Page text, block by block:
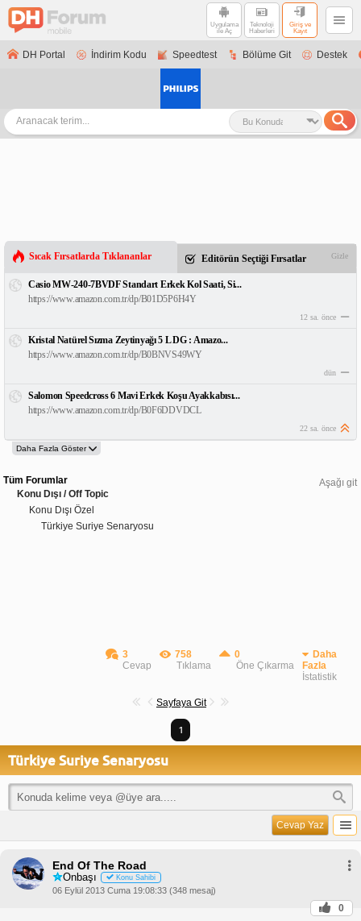
Uygulama
ile Aç
Teknoloji
Haberleri
Giriş ve
Kayıt
DH Portal İndirim Kodu Speedtest Bölüme Git Destek
Sıcak Fırsatlarda Tıklananlar Editörün Seçtiği Fırsatlar Gizle
Casio MW-240-7BVDF Standart Erkek Kol Saati, Si...
https://www.amazon.com.tr/dp/B01D5P6H4Y
12 sa. önce
Kristal Natürel Sızma Zeytinyağı 5 L DG : Amazo...
https://www.amazon.com.tr/dp/B0BNVS49WY
dün
Salomon Speedcross 6 Mavi Erkek Koşu Ayakkabısı...
https://www.amazon.com.tr/dp/B0F6DDVDCL
22 sa. önce
Aşağı git
Tüm Forumlar
Konu Dışı / Off Topic
Konu Dışı Özel
Türkiye Suriye Senaryosu
3
Cevap
758
Tıklama
0
Öne Çıkarma
Daha
Fazla
İstatistik
Sayfaya Git
1
Türkiye Suriye Senaryosu
Cevap Yaz
End Of The Road
Onbaşı Konu Sahibi
06 Eylül 2013 Cuma 19:08:33 (348 mesaj)
0